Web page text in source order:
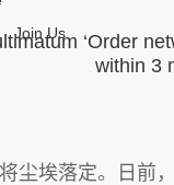
Join Us
‘Order
within 3
埃落定。日前